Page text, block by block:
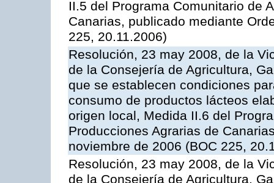
II.5 del Programa Comunitario de
Canarias, publicado mediante
225, 20.11.2006)
Resolución, 23 may 2008, de la
de la Consejería de Agricultura,
que se establecen condiciones
consumo de productos lácteos
origen local, Medida II.6 del
Producciones Agrarias de
noviembre de 2006 (BOC 225,
Resolución, 23 may 2008, de la
de la Consejería de Agricultura,